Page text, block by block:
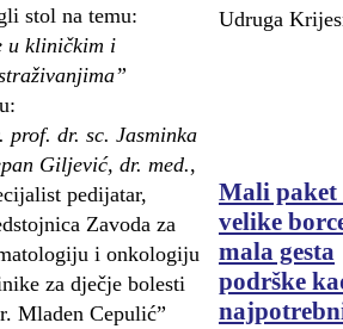
stol na temu:
u kliničkim i
prof. dr. sc. Jasminka
Giljević, dr. med.,
pedijatar,
Zavoda za
i onkologiju
za dječje bolesti
Mladen Cepulić”
Udruga
Mali paket
velike
mala gesta
podrške